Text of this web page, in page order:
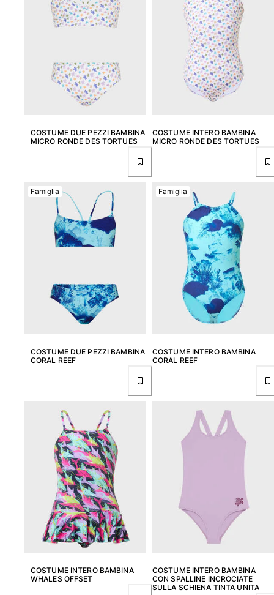
Pantalocini mare
Neonato
Classico ultraleggero
Costumi da bagno Ricamati
Rashguard
Vedi tutti i Costumi da bagno
T-shirt
Pantaloni
Camicie
Bermuda
Bambina
Vedi tutti i Bambina
Costumi Interi
Neonato
Slip Mare
Vedi tutti i Costumi da bagno
Abbigliamento
Abiti e Gonne
Tute
Pantaloncini
Felpe
T-shirt
Neonato
COSTUME DUE PEZZI BAMBINA
MICRO RONDE DES TORTUES
COSTUME INTERO BAMBINA
MICRO RONDE DES TORTUES
COSTUME DUE PEZZI BAMBINA
CORAL REEF
Famiglia
COSTUME INTERO BAMBINA
CORAL REEF
Famiglia
COSTUME INTERO BAMBINA
WHALES OFFSET
COSTUME INTERO BAMBINA
CON SPALLINE INCROCIATE
SULLA SCHIENA TINTA UNITA